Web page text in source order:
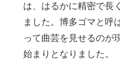
は、はるかに精密で長
ました。博多ゴマと呼
って曲芸を見せるのが
始まりとなりました。